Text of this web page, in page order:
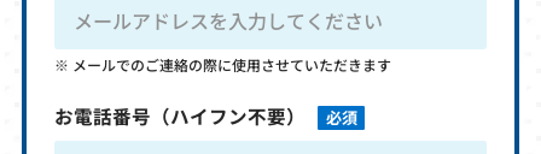
メールでのご連絡の際に使用させていただきます
お電話番号 （ハイフン不要） 必須